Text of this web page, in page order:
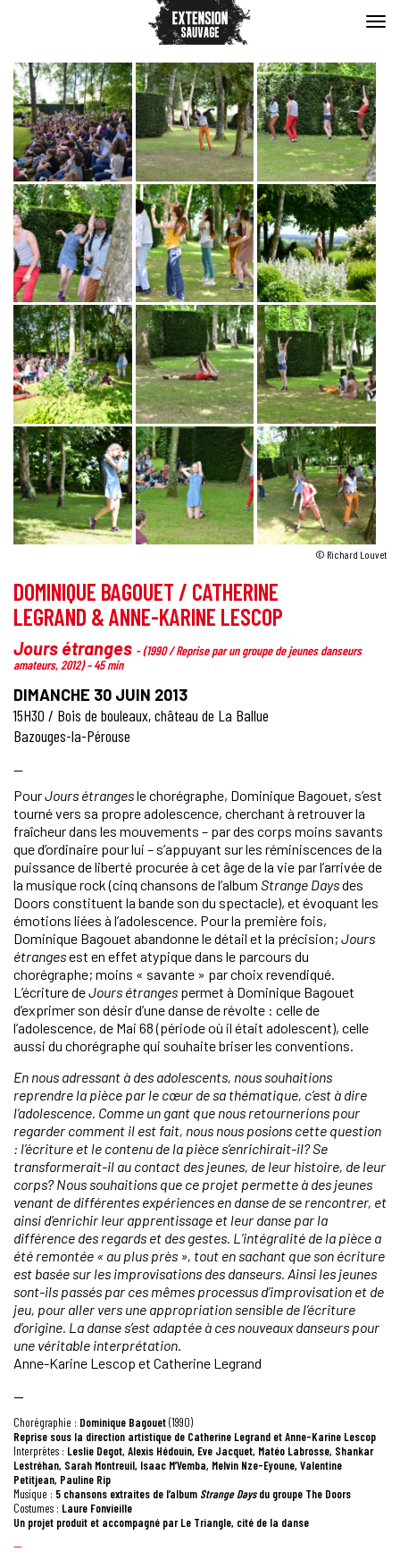
© Richard Louvet
DOMINIQUE BAGOUET / CATHERINE
LEGRAND & ANNE-KARINE LESCOP
Jours étranges - (1990 / Reprise par un groupe de jeunes danseurs
amateurs, 2012) – 45 min
DIMANCHE 30 JUIN 2013
15H30 / Bois de bouleaux, château de La Ballue
Bazouges-la-Pérouse
—
PourJours étrangesle chorégraphe, Dominique Bagouet, s’est
tourné vers sa propre adolescence, cherchant à retrouver la
fraîcheur dans les mouvements – par des corps moins savants
que d’ordinaire pour lui – s’appuyant sur les réminiscences de la
puissance de liberté procurée à cet âge de la vie par l’arrivée de
la musique rock (cinq chansons de l’album Strange Daysdes
Doors constituent la bande son du spectacle), et évoquant les
émotions liées à l’adolescence. Pour la première fois,
Dominique Bagouet abandonne le détail et la précision; Jours
étrangesest en effet atypique dans le parcours du
chorégraphe; moins « savante » par choix revendiqué.
L’écriture deJours étranges permet à Dominique Bagouet
d’exprimer son désir d’une danse de révolte : celle de
l’adolescence, de Mai 68 (période où il était adolescent), celle
aussi du chorégraphe qui souhaite briser les conventions.
En nous adressant à des adolescents, nous souhaitions
reprendre la pièce par le cœur de sa thématique, c’est à dire
l’adolescence. Comme un gant que nous retournerions pour
regarder comment il est fait, nous nous posions cette question
: l’écriture et le contenu de la pièce s’enrichirait-il? Se
transformerait-il au contact des jeunes, de leur histoire, de leur
corps? Nous souhaitions que ce projet permette à des jeunes
venant de différentes expériences en danse de se rencontrer, et
ainsi d’enrichir leur apprentissage et leur danse par la
différence des regards et des gestes. L’intégralité de la pièce a
été remontée « au plus près », tout en sachant que son écriture
est basée sur les improvisations des danseurs. Ainsi les jeunes
sont-ils passés par ces mêmes processus d’improvisation et de
jeu, pour aller vers une appropriation sensible de l’écriture
d’origine. La danse s’est adaptée à ces nouveaux danseurs pour
une véritable interprétation.
Anne-Karine Lescop et Catherine Legrand
—
Chorégraphie : Dominique Bagouet(1990)
Reprise sous la direction artistique de Catherine Legrand et Anne-Karine Lescop
Interprètes : Leslie Degot, Alexis Hédouin, Eve Jacquet, Matéo Labrosse, Shankar
Lestréhan, Sarah Montreuil, Isaac M’Vemba, Melvin Nze-Eyoune, Valentine
Petitjean, Pauline Rip
Musique : 5 chansons extraites de l’album Strange Daysdu groupe The Doors
Costumes : Laure Fonvieille
Un projet produit et accompagné par Le Triangle, cité de la danse
—